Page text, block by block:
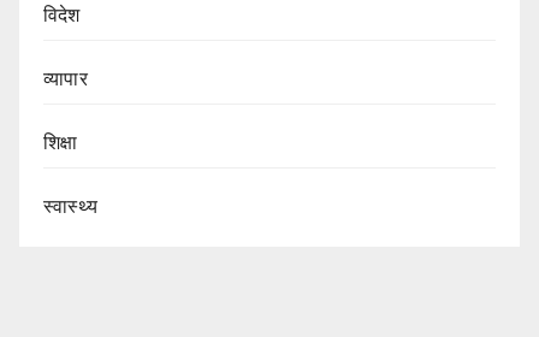
विदेश
व्यापार
शिक्षा
स्वास्थ्य